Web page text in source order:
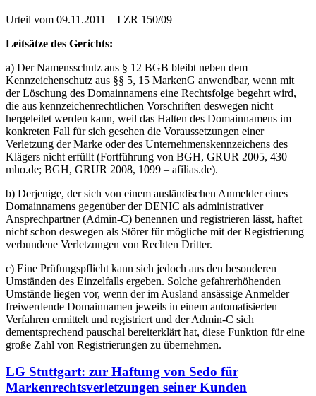
Urteil vom 09.11.2011 – I ZR 150/09
Leitsätze des Gerichts:
a) Der Namensschutz aus § 12 BGB bleibt neben dem
Kennzeichenschutz aus §§ 5, 15 MarkenG anwendbar, wenn mit
der Löschung des Domainnamens eine Rechtsfolge begehrt wird,
die aus kennzeichenrechtlichen Vorschriften deswegen nicht
hergeleitet werden kann, weil das Halten des Domainnamens im
konkreten Fall für sich gesehen die Voraussetzungen einer
Verletzung der Marke oder des Unternehmenskennzeichens des
Klägers nicht erfüllt (Fortführung von BGH, GRUR 2005, 430 –
mho.de; BGH, GRUR 2008, 1099 – afilias.de).
b) Derjenige, der sich von einem ausländischen Anmelder eines
Domainnamens gegenüber der DENIC als administrativer
Ansprechpartner (Admin-C) benennen und registrieren lässt, haftet
nicht schon deswegen als Störer für mögliche mit der Registrierung
verbundene Verletzungen von Rechten Dritter.
c) Eine Prüfungspflicht kann sich jedoch aus den besonderen
Umständen des Einzelfalls ergeben. Solche gefahrerhöhenden
Umstände liegen vor, wenn der im Ausland ansässige Anmelder
freiwerdende Domainnamen jeweils in einem automatisierten
Verfahren ermittelt und registriert und der Admin-C sich
dementsprechend pauschal bereiterklärt hat, diese Funktion für eine
große Zahl von Registrierungen zu übernehmen.
LG Stuttgart: zur Haftung von Sedo für
Markenrechtsverletzungen seiner Kunden